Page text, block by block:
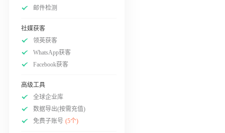
邮件检测
社媒获客
领英获客
WhatsApp获客
Facebook获客
高级工具
全球企业库
数据导出(按需充值)
免费子账号 (5个)